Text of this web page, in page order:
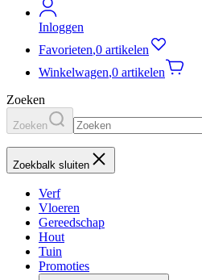
Inloggen
Favorieten,0 artikelen
Winkelwagen,0 artikelen
Zoeken
Zoeken
Zoekbalk sluiten
Verf
Vloeren
Gereedschap
Hout
Tuin
Promoties